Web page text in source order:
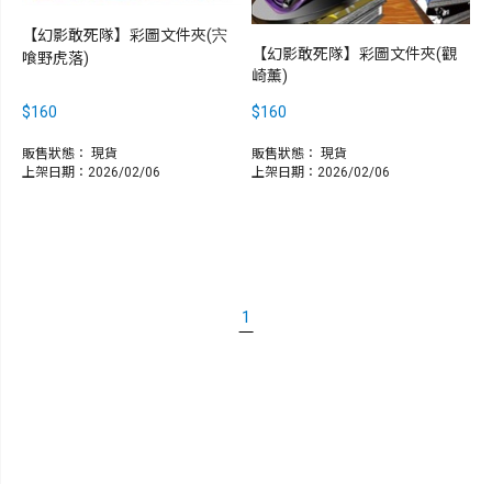
【幻影敢死隊】彩圖文件夾(宍
喰野虎落)
$160
販售狀態： 現貨
上架日期：2026/02/06
【幻影敢死隊】彩圖文件夾(觀
崎薰)
$160
販售狀態： 現貨
上架日期：2026/02/06
1